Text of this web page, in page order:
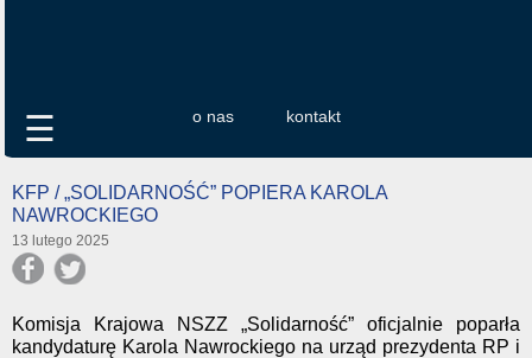
o nas kontakt
☰
KFP / „SOLIDARNOŚĆ” POPIERA KAROLA
NAWROCKIEGO
13 lutego 2025
Komisja Krajowa NSZZ „Solidarność” oficjalnie poparła
kandydaturę Karola Nawrockiego na urząd prezydenta RP i